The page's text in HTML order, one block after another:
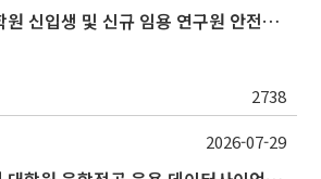
2026년 2학기 대학원 신입생 및 신규 임용 연구원 안전환경교육(신규교육) 실시 안내
2738
2026-07-29